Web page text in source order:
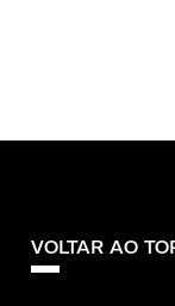
VOLTAR AO